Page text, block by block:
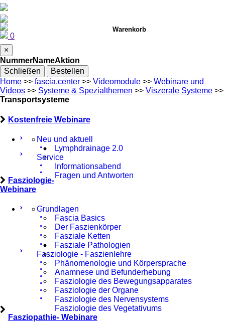
0
Warenkorb
×
NummerNameAktion
Schließen
Bestellen
Home >> fascia.center >> Videomodule >> Webinare und
Videos >> Systeme & Spezialthemen >> Viszerale Systeme >>
Transportsysteme
Kostenfreie Webinare
Neu und aktuell
Lymphdrainage 2.0
Service
Informationsabend
Fragen und Antworten
Fasziologie-
Webinare
Grundlagen
Fascia Basics
Der Faszienkörper
Fasziale Ketten
Fasziale Pathologien
Fasziologie - Faszienlehre
Phänomenologie und Körpersprache
Anamnese und Befunderhebung
Fasziologie des Bewegungsapparates
Fasziologie der Organe
Fasziologie des Nervensystems
Fasziologie des Vegetativums
Fasziopathie- Webinare